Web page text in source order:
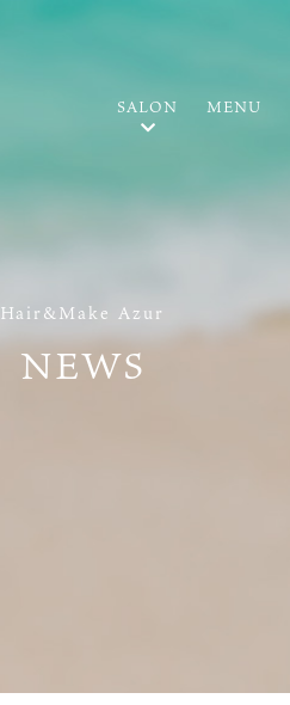
Hair&Make Azur
NEWS
SALON MENU